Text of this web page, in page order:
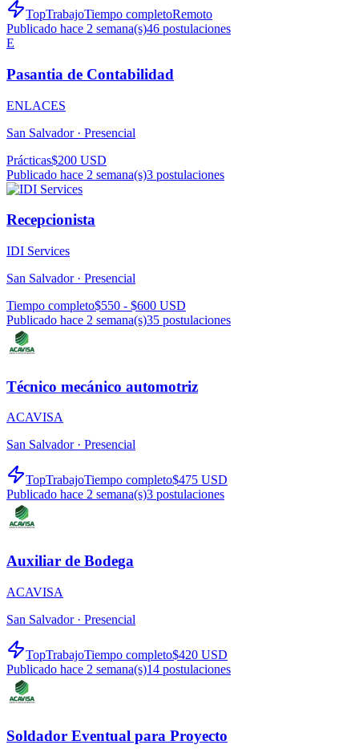
TopTrabajoTiempo completoRemoto
Publicado hace 2 semana(s)46 postulaciones
E
Pasantia de Contabilidad
ENLACES
San Salvador · Presencial
Prácticas$200 USD
Publicado hace 2 semana(s)3 postulaciones
Recepcionista
IDI Services
San Salvador · Presencial
Tiempo completo$550 - $600 USD
Publicado hace 2 semana(s)35 postulaciones
Técnico mecánico automotriz
ACAVISA
San Salvador · Presencial
TopTrabajoTiempo completo$475 USD
Publicado hace 2 semana(s)3 postulaciones
Auxiliar de Bodega
ACAVISA
San Salvador · Presencial
TopTrabajoTiempo completo$420 USD
Publicado hace 2 semana(s)14 postulaciones
Soldador Eventual para Proyecto